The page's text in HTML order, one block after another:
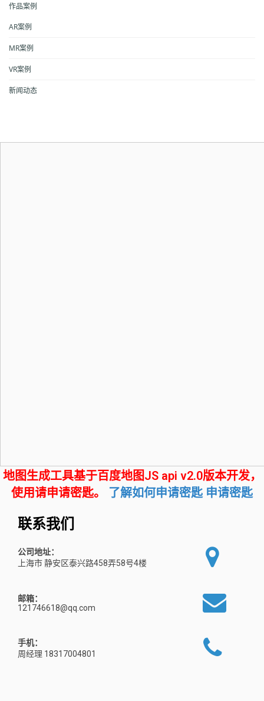
作品案例
AR案例
MR案例
VR案例
新闻动态
地图生成工具基于百度地图JS api v2.0版本开发，
使用请申请密匙。 了解如何申请密匙 申请密匙
联系我们
公司地址：
上海市 静安区泰兴路458弄58号4楼
邮箱：
121746618@qq.com
手机：
周经理 18317004801